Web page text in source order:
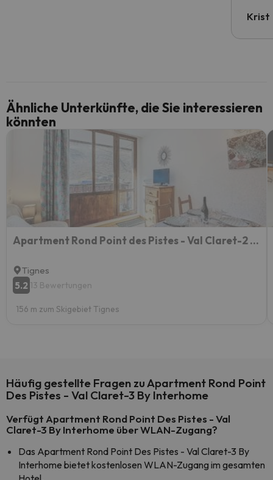
Krist
Ähnliche Unterkünfte, die Sie interessieren
könnten
Apartment Rond Point des Pistes - Val Claret-2 by Interhome
Tignes
5.2 13 Bewertungen
156 m zum Skigebiet Tignes
Häufig gestellte Fragen zu Apartment Rond Point
Des Pistes - Val Claret-3 By Interhome
Verfügt Apartment Rond Point Des Pistes - Val
Claret-3 By Interhome über WLAN-Zugang?
Das Apartment Rond Point Des Pistes - Val Claret-3 By
Interhome bietet kostenlosen WLAN-Zugang im gesamten